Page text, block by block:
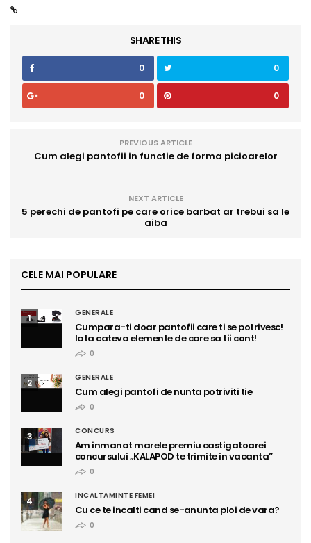
SHARE THIS
0 0
0 0
PREVIOUS ARTICLE
Cum alegi pantofii in functie de forma picioarelor
NEXT ARTICLE
5 perechi de pantofi pe care orice barbat ar trebui sa le
aiba
CELE MAI POPULARE
1 GENERALE
Cumpara-ti doar pantofii care ti se potrivesc!
Iata cateva elemente de care sa tii cont!
0
2 GENERALE
Cum alegi pantofi de nunta potriviti tie
0
3 CONCURS
Am inmanat marele premiu castigatoarei
concursului „KALAPOD te trimite in vacanta”
0
4 INCALTAMINTE FEMEI
Cu ce te incalti cand se-anunta ploi de vara?
0